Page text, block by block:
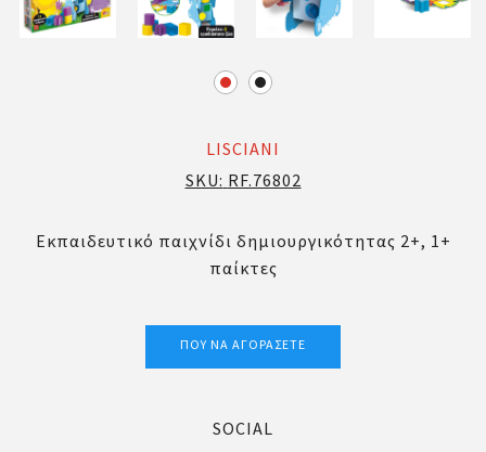
LISCIANI
SKU: RF.76802
Εκπαιδευτικό παιχνίδι δημιουργικότητας 2+, 1+
παίκτες
ΠΟΎ ΝΑ ΑΓΟΡΆΣΕΤΕ
SOCIAL